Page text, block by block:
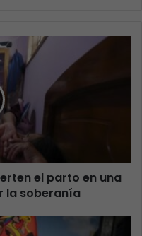
el parto en una
la soberanía